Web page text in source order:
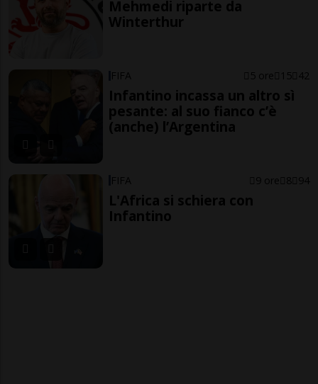
Mehmedi riparte da
Winterthur
FIFA 5 ore 15 42
Infantino incassa un altro sì
pesante: al suo fianco c’è
(anche) l’Argentina
FIFA 9 ore 8 94
L'Africa si schiera con
Infantino